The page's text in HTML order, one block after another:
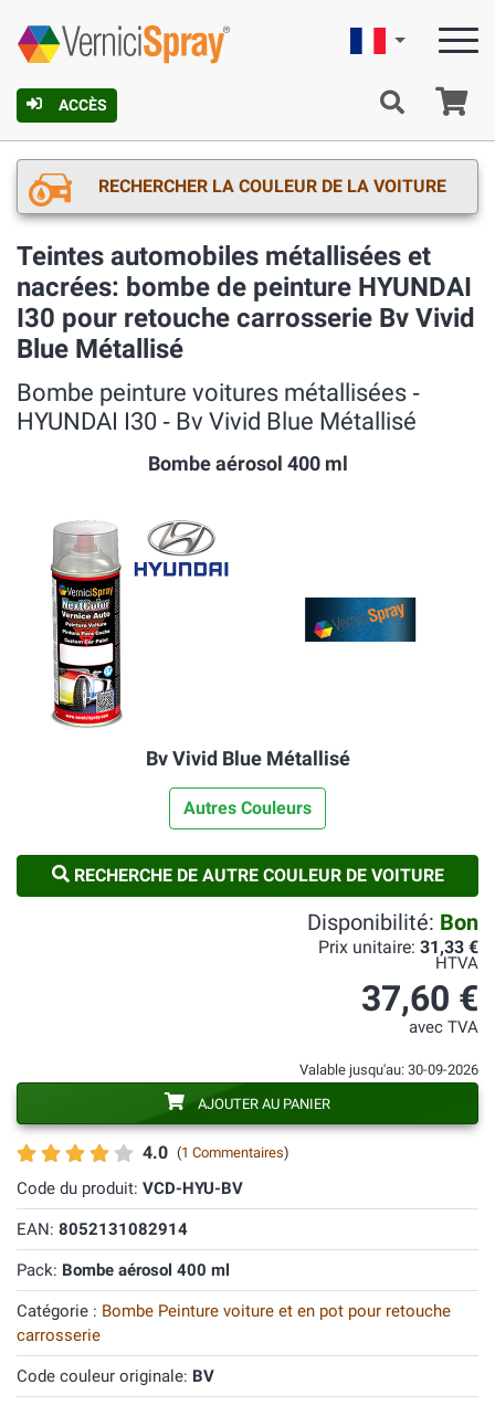
ACCÈS
Française
RECHERCHER LA COULEUR DE LA VOITURE
Teintes automobiles métallisées et
nacrées: bombe de peinture HYUNDAI
I30 pour retouche carrosserie Bv Vivid
Blue Métallisé
Bombe peinture voitures métallisées ‐
HYUNDAI I30 ‐ Bv Vivid Blue Métallisé
Bombe aérosol 400 ml
Bv Vivid Blue Métallisé
Autres Couleurs
RECHERCHE DE AUTRE COULEUR DE VOITURE
4.0 (1 Commentaires)
Code du produit: VCD-HYU-BV
EAN: 8052131082914
Pack: Bombe aérosol 400 ml
Catégorie : Bombe Peinture voiture et en pot pour retouche
carrosserie
Code couleur originale: BV
Disponibilité: Bon
Prix unitaire: 31,33 €
HTVA
37,60 €
avec TVA
Valable jusqu'au: 30-09-2026
AJOUTER AU PANIER